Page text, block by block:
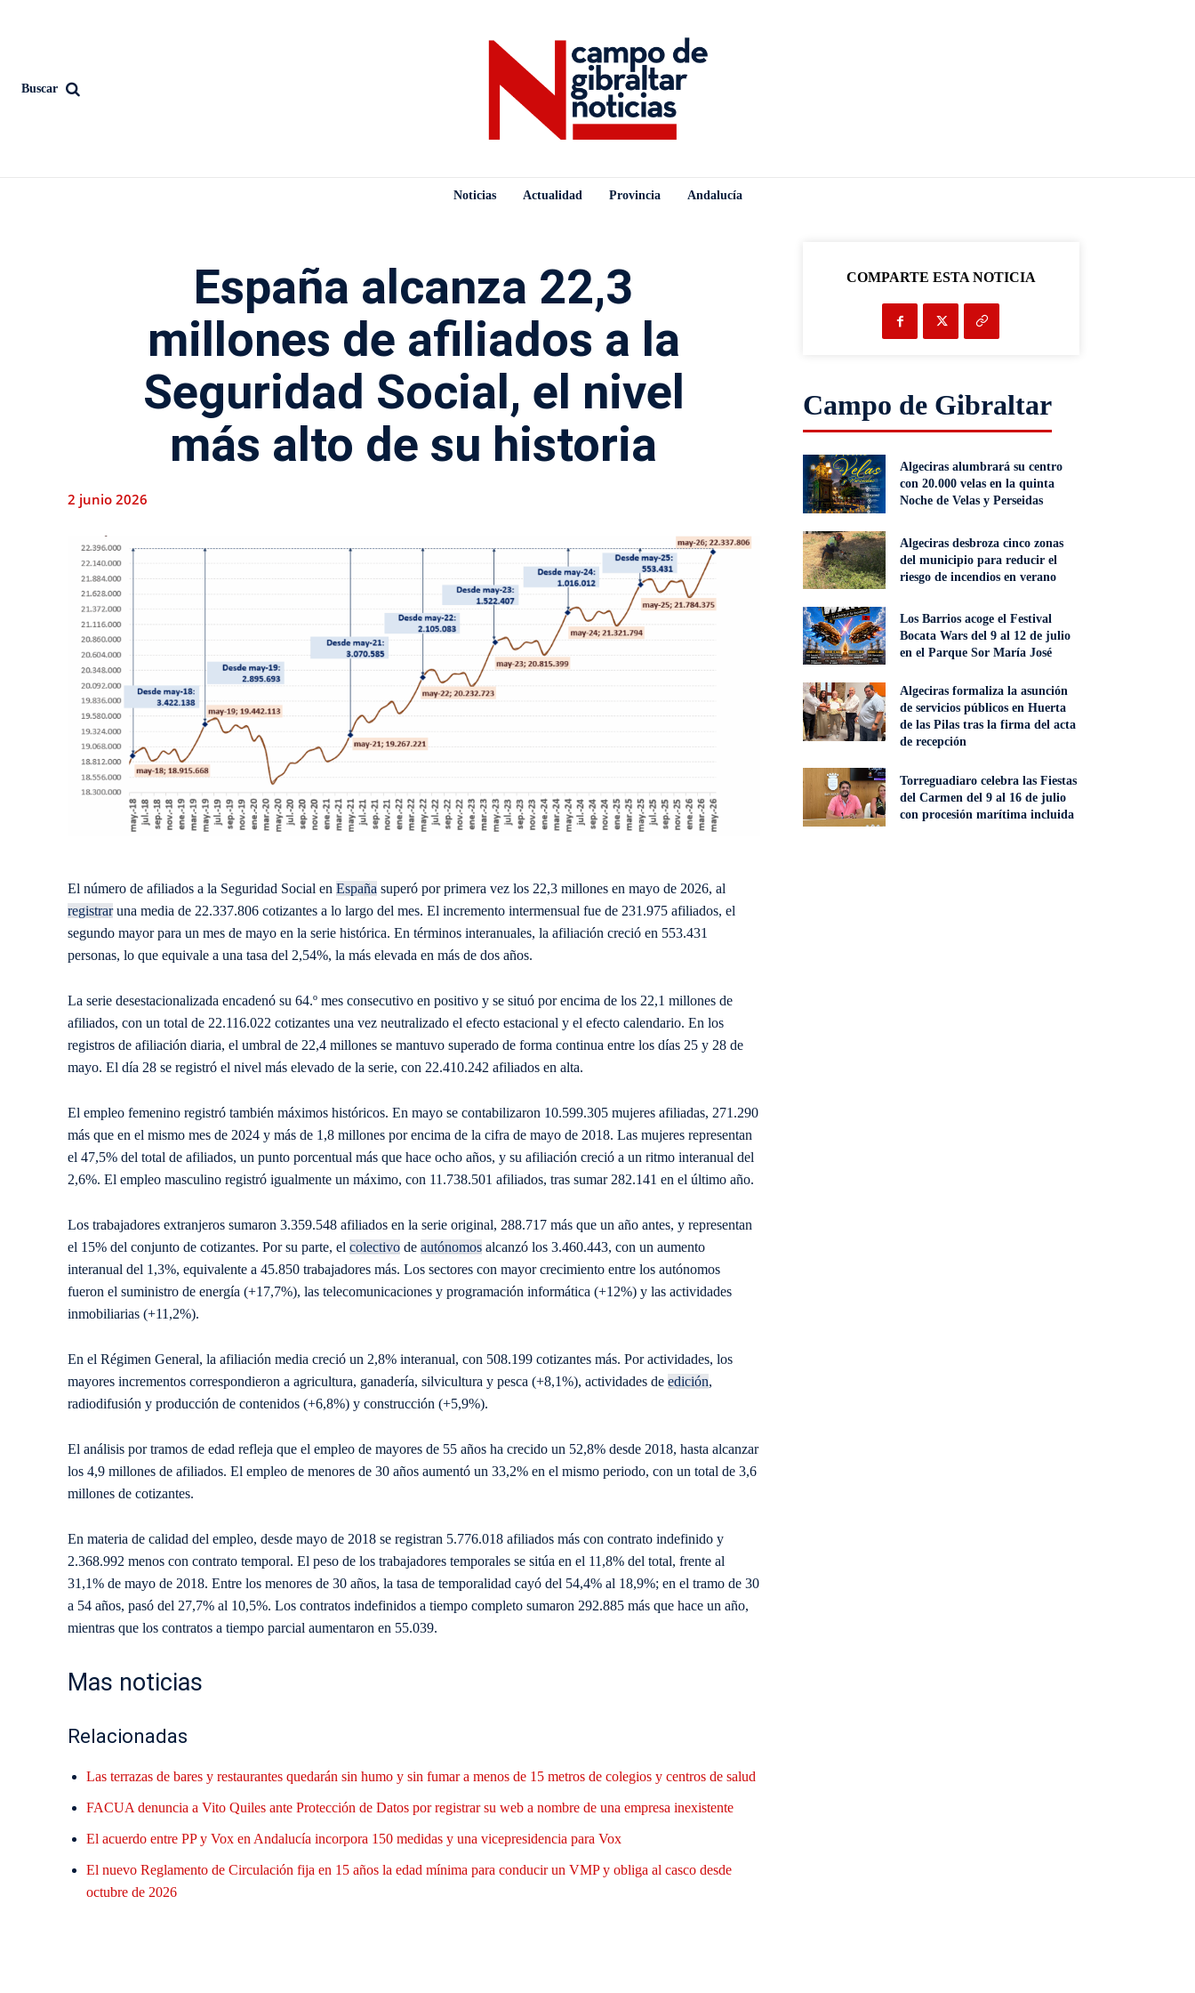
Buscar
Noticias Actualidad Provincia Andalucía
España alcanza 22,3
millones de afiliados a la
Seguridad Social, el nivel
más alto de su historia
2 junio 2026
El número de afiliados a la Seguridad Social en España superó por primera vez los 22,3 millones en mayo de 2026, al
registraruna media de 22.337.806 cotizantes a lo largo del mes. El incremento intermensual fue de 231.975 afiliados, el
segundo mayor para un mes de mayo en la serie histórica. En términos interanuales, la afiliación creció en 553.431
personas, lo que equivale a una tasa del 2,54%, la más elevada en más de dos años.
La serie desestacionalizada encadenó su 64.º mes consecutivo en positivo y se situó por encima de los 22,1 millones de
afiliados, con un total de 22.116.022 cotizantes una vez neutralizado el efecto estacional y el efecto calendario. En los
registros de afiliación diaria, el umbral de 22,4 millones se mantuvo superado de forma continua entre los días 25 y 28 de
mayo. El día 28 se registró el nivel más elevado de la serie, con 22.410.242 afiliados en alta.
El empleo femenino registró también máximos históricos. En mayo se contabilizaron 10.599.305 mujeres afiliadas, 271.290
más que en el mismo mes de 2024 y más de 1,8 millones por encima de la cifra de mayo de 2018. Las mujeres representan
el 47,5% del total de afiliados, un punto porcentual más que hace ocho años, y su afiliación creció a un ritmo interanual del
2,6%. El empleo masculino registró igualmente un máximo, con 11.738.501 afiliados, tras sumar 282.141 en el último año.
Los trabajadores extranjeros sumaron 3.359.548 afiliados en la serie original, 288.717 más que un año antes, y representan
el 15% del conjunto de cotizantes. Por su parte, el colectivo de autónomos alcanzó los 3.460.443, con un aumento
interanual del 1,3%, equivalente a 45.850 trabajadores más. Los sectores con mayor crecimiento entre los autónomos
fueron el suministro de energía (+17,7%), las telecomunicaciones y programación informática (+12%) y las actividades
inmobiliarias (+11,2%).
En el Régimen General, la afiliación media creció un 2,8% interanual, con 508.199 cotizantes más. Por actividades, los
mayores incrementos correspondieron a agricultura, ganadería, silvicultura y pesca (+8,1%), actividades de edición,
radiodifusión y producción de contenidos (+6,8%) y construcción (+5,9%).
El análisis por tramos de edad refleja que el empleo de mayores de 55 años ha crecido un 52,8% desde 2018, hasta alcanzar
los 4,9 millones de afiliados. El empleo de menores de 30 años aumentó un 33,2% en el mismo periodo, con un total de 3,6
millones de cotizantes.
En materia de calidad del empleo, desde mayo de 2018 se registran 5.776.018 afiliados más con contrato indefinido y
2.368.992 menos con contrato temporal. El peso de los trabajadores temporales se sitúa en el 11,8% del total, frente al
31,1% de mayo de 2018. Entre los menores de 30 años, la tasa de temporalidad cayó del 54,4% al 18,9%; en el tramo de 30
a 54 años, pasó del 27,7% al 10,5%. Los contratos indefinidos a tiempo completo sumaron 292.885 más que hace un año,
mientras que los contratos a tiempo parcial aumentaron en 55.039.
Mas noticias
Relacionadas
Las terrazas de bares y restaurantes quedarán sin humo y sin fumar a menos de 15 metros de colegios y centros de salud
FACUA denuncia a Vito Quiles ante Protección de Datos por registrar su web a nombre de una empresa inexistente
El acuerdo entre PP y Vox en Andalucía incorpora 150 medidas y una vicepresidencia para Vox
El nuevo Reglamento de Circulación fija en 15 años la edad mínima para conducir un VMP y obliga al casco desde
octubre de 2026
COMPARTE ESTA NOTICIA
Campo de Gibraltar
Algeciras alumbrará su centro
con 20.000 velas en la quinta
Noche de Velas y Perseidas
Algeciras desbroza cinco zonas
del municipio para reducir el
riesgo de incendios en verano
Los Barrios acoge el Festival
Bocata Wars del 9 al 12 de julio
en el Parque Sor María José
Algeciras formaliza la asunción
de servicios públicos en Huerta
de las Pilas tras la firma del acta
de recepción
Torreguadiaro celebra las Fiestas
del Carmen del 9 al 16 de julio
con procesión marítima incluida